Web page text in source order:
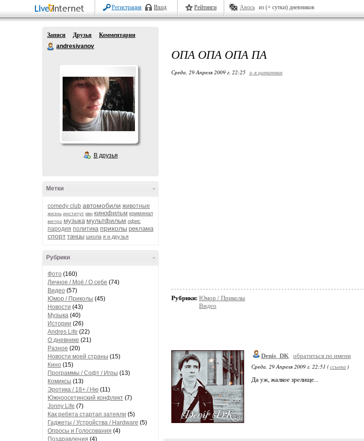
Регистрация Вход Рейтинги Авось из (+ сутки) дневников
Записи Друзья
Комментарии
andresivanov
В друзья
-
Метки
comedy club автомобили животные
жизнь институт квн кинофильм криминал
метро музыка мультфильм офис
пародия политика приколы реклама
спорт танцы школа я и друзья
-
Рубрики
Фото (160)
Личное / Моё / О себе (74)
Видео (57)
Юмор / Приколы (45)
Новости (43)
Музыка (40)
Истории (26)
Andres Life (22)
О дневнике (21)
Разное (20)
Новости моей страны (15)
Кино (15)
Программы / Софт / Игры (13)
Комиксы (13)
Эротика / 18+ / Ню (11)
Южноосетинский конфликт (7)
Jonny Life (7)
Как ребята стартап затеяли (5)
Гаджеты / Устройства / Hardware (5)
Опросы и Голосования (4)
Поздравления (4)
ОПА ОПА ОПА ПА
Среда, 29 Апреля 2009 г. 22:25 + в цитатник
Рубрики: Юмор / Приколы
Видео
Denis_DK обратиться по имени
Среда, 29 Апреля 2009 г. 22:51 (ссылка )
Да уж, жалкое зрелище...